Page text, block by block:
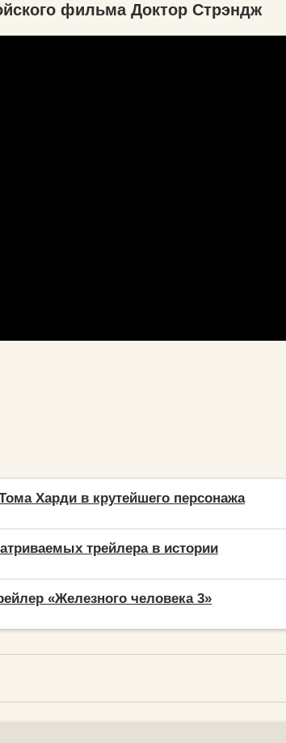
фильма Доктор Стрэндж
Харди в крутейшего персонажа
трейлера в истории
«Железного человека 3»